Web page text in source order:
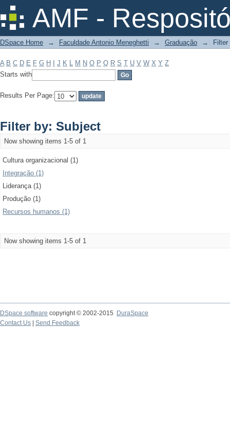
AMF -
Filter by: Subject
DSpace Home → Faculdade Antonio Meneghetti → Graduação →
A B C D E F G H J K L M N O P Q R S T U V W X Y Z
Starts with
Results Per Page:
Filter by: Subject
Now showing items 1-5 of 1
Cultura organizacional (1)
Integração (1)
Liderança (1)
Produção (1)
Recursos humanos (1)
Now showing items 1-5 of 1
DSpace software copyright © 2002-2015
DuraSpace
Contact Us
Send Feedback